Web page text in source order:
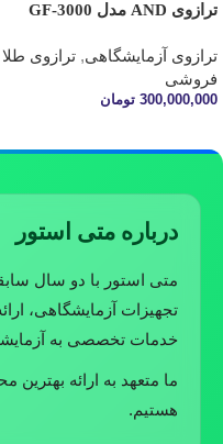
ترازوی AND مدل GF-3000
ترازوی آزمایشگاهی, ترازوی طلا
فروشی
300,000,000 تومان
درباره متی استور
متی استور با دو سال
تجهیزات آزمایشگاهی،
خدمات تخصصی به
ما متعهد به ارائه
هستیم.